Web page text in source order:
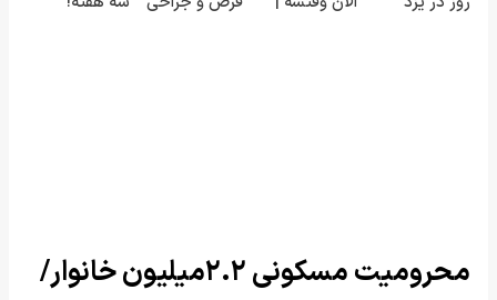
محرومیت مسکونی ۲.۲میلیون خانوار/